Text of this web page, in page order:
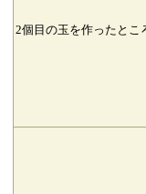
2個目の玉を作ったとこ